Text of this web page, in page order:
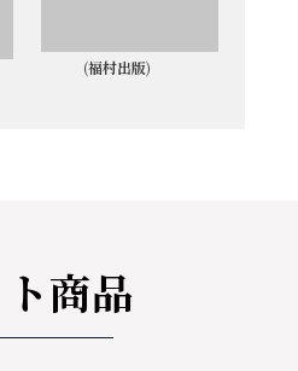
(福村出版)
商品